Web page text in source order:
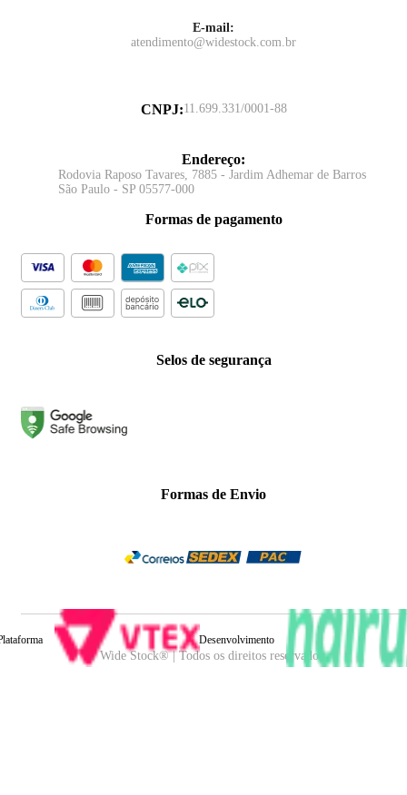
E-mail:
atendimento@widestock.com.br
CNPJ:11.699.331/0001-88
Endereço:
Rodovia Raposo Tavares, 7885 - Jardim Adhemar de Barros
São Paulo - SP 05577-000
Formas de pagamento
Selos de segurança
Formas de Envio
Wide Stock® | Todos os direitos reservados.
Desenvolvimento